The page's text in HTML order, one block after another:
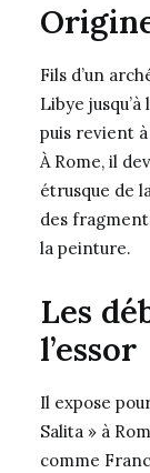
Fils d’un
Libye
puis revient à
À Rome, il
étrusque de
des
la peinture.
Les
l’essor
Il expose
Salita » à
comme